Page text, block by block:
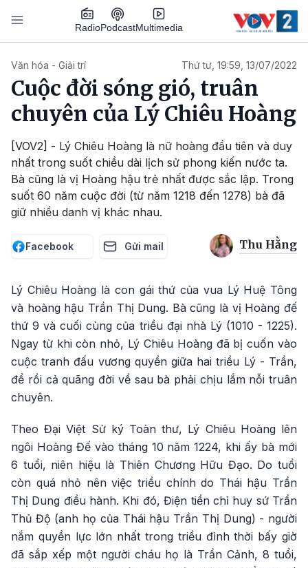
Nhảy đến nội dung
RadioPodcastMultimedia
Văn hóa - Giải trí Thứ tư, 19:59, 13/07/2022
Cuộc đời sóng gió, truân
chuyên của Lý Chiêu Hoàng
[VOV2] - Lý Chiêu Hoàng là nữ hoàng đầu tiên và duy
nhất trong suốt chiều dài lịch sử phong kiến nước ta.
Bà cũng là vị Hoàng hậu trẻ nhất được sắc lập. Trong
suốt 60 năm cuộc đời (từ năm 1218 đến 1278) bà đã
giữ nhiều danh vị khác nhau.
Facebook Gửi mail Thu Hằng
Lý Chiêu Hoàng là con gái thứ của vua Lý Huệ Tông
và hoàng hậu Trần Thị Dung. Bà cũng là vị Hoàng đế
thứ 9 và cuối cùng của triều đại nhà Lý (1010 - 1225).
Ngay từ khi còn nhỏ, Lý Chiêu Hoàng đã bị cuốn vào
cuộc tranh đấu vương quyền giữa hai triều Lý - Trần,
để rồi cả quãng đời về sau bà phải chịu lắm nỗi truân
chuyên.
Theo Đại Việt Sử ký Toàn thư, Lý Chiêu Hoàng lên
ngôi Hoàng Đế vào tháng 10 năm 1224, khi ấy bà mới
6 tuổi, niên hiệu là Thiên Chương Hữu Đạo. Do tuổi
còn quá nhỏ nên việc triều chính do Thái hậu Trần
Thị Dung điều hành. Khi đó, Điện tiền chỉ huy sứ Trần
Thủ Độ (anh họ của Thái hậu Trần Thị Dung) - người
nắm quyền lực lớn nhất trong triều đình thời bấy giờ
đã sắp xếp một người cháu họ là Trần Cảnh, 8 tuổi,